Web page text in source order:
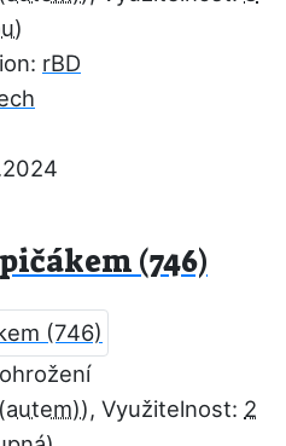
rBD
(746)
, Využitelnost: 2